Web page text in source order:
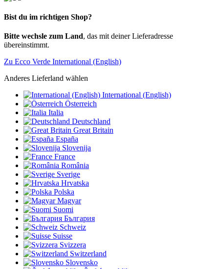
Bist du im richtigen Shop?
Bitte wechsle zum Land, das mit deiner Lieferadresse
übereinstimmt.
Zu Ecco Verde International (English)
Anderes Lieferland wählen
International (English)
Österreich
Italia
Deutschland
Great Britain
España
Slovenija
France
România
Sverige
Hrvatska
Polska
Magyar
Suomi
България
Schweiz
Suisse
Svizzera
Switzerland
Slovensko